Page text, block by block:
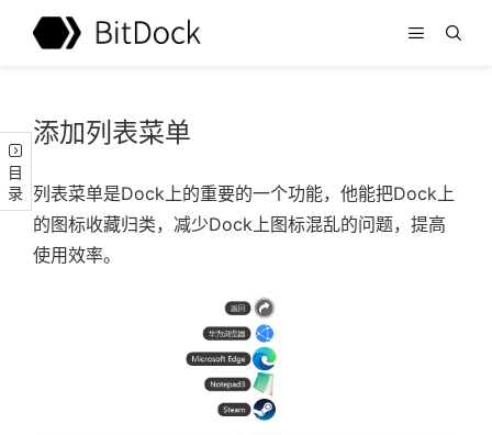
目录
添加列表菜单
列表菜单是Dock上的重要的一个功能，他能把Dock上
的图标收藏归类，减少Dock上图标混乱的问题，提高
使用效率。